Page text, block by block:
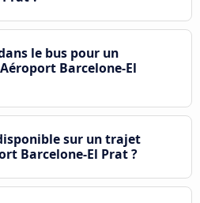
le bus pour un
Barcelone-El
sur un trajet
Barcelone-El Prat ?